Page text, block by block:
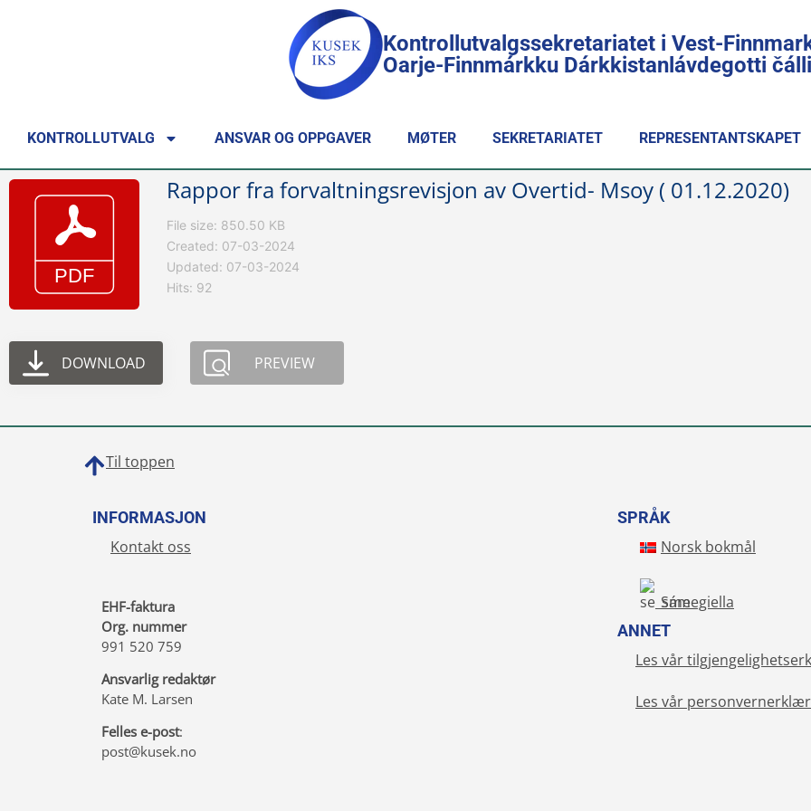
Kontrollutvalgssekretariatet i Vest-
Oarje-Finnmárkku Dárkkistanlávdegotti
KONTROLLUTVALG ANSVAR OG OPPGAVER MØTER SEKRETARIATET REPRESENTANTSKAPET
Rappor fra forvaltningsrevisjon av Overtid- Msoy ( 01.12.2020)
File size: 850.50 KB
Created: 07-03-2024
Updated: 07-03-2024
Hits: 92
DOWNLOAD PREVIEW
Til toppen
INFORMASJON
Kontakt oss
EHF-faktura
Org. nummer
991 520 759
Ansvarlig redaktør
Kate M. Larsen
Felles e-post:
post@kusek.no
SPRÅK
Norsk bokmål
Sámegiella
ANNET
Les vår
Les vår